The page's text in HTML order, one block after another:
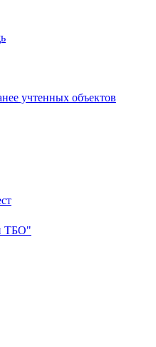
учтенных объектов
ТБО"